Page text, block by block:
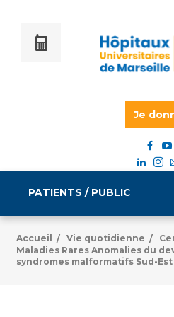
Je
PATIENTS / PUBLIC
Informations
Égalité
Accueil / Vie quotidienne /
Maladies Rares Anomalies du
syndromes malformatifs Sud-Est